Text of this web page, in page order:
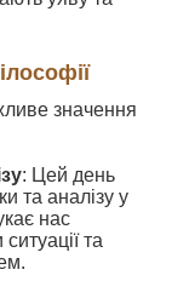
значення
: Цей день
та аналізу у
нас
та